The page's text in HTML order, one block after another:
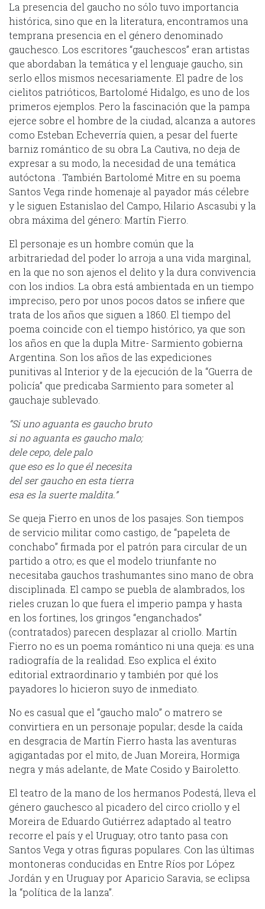
La presencia del gaucho no sólo tuvo importancia
histórica, sino que en la literatura, encontramos una
temprana presencia en el género denominado
gauchesco. Los escritores “gauchescos” eran artistas
que abordaban la temática y el lenguaje gaucho, sin
serlo ellos mismos necesariamente. El padre de los
cielitos patrióticos, Bartolomé Hidalgo, es uno de los
primeros ejemplos. Pero la fascinación que la pampa
ejerce sobre el hombre de la ciudad, alcanza a autores
como Esteban Echeverría quien, a pesar del fuerte
barniz romántico de su obra La Cautiva, no deja de
expresar a su modo, la necesidad de una temática
autóctona . También Bartolomé Mitre en su poema
Santos Vega rinde homenaje al payador más célebre
y le siguen Estanislao del Campo, Hilario Ascasubi y la
obra máxima del género: Martín Fierro.
El personaje es un hombre común que la
arbitrariedad del poder lo arroja a una vida marginal,
en la que no son ajenos el delito y la dura convivencia
con los indios. La obra está ambientada en un tiempo
impreciso, pero por unos pocos datos se infiere que
trata de los años que siguen a 1860. El tiempo del
poema coincide con el tiempo histórico, ya que son
los años en que la dupla Mitre- Sarmiento gobierna
Argentina. Son los años de las expediciones
punitivas al Interior y de la ejecución de la “Guerra de
policía” que predicaba Sarmiento para someter al
gauchaje sublevado.
“Si uno aguanta es gaucho bruto
si no aguanta es gaucho malo;
dele cepo, dele palo
que eso es lo que él necesita
del ser gaucho en esta tierra
esa es la suerte maldita.”
Se queja Fierro en unos de los pasajes. Son tiempos
de servicio militar como castigo, de “papeleta de
conchabo” firmada por el patrón para circular de un
partido a otro; es que el modelo triunfante no
necesitaba gauchos trashumantes sino mano de obra
disciplinada. El campo se puebla de alambrados, los
rieles cruzan lo que fuera el imperio pampa y hasta
en los fortines, los gringos “enganchados”
(contratados) parecen desplazar al criollo. Martín
Fierro no es un poema romántico ni una queja: es una
radiografía de la realidad. Eso explica el éxito
editorial extraordinario y también por qué los
payadores lo hicieron suyo de inmediato.
No es casual que el “gaucho malo” o matrero se
convirtiera en un personaje popular; desde la caída
en desgracia de Martín Fierro hasta las aventuras
agigantadas por el mito, de Juan Moreira, Hormiga
negra y más adelante, de Mate Cosido y Bairoletto.
El teatro de la mano de los hermanos Podestá, lleva el
género gauchesco al picadero del circo criollo y el
Moreira de Eduardo Gutiérrez adaptado al teatro
recorre el país y el Uruguay; otro tanto pasa con
Santos Vega y otras figuras populares. Con las últimas
montoneras conducidas en Entre Ríos por López
Jordán y en Uruguay por Aparicio Saravia, se eclipsa
la “política de la lanza”.